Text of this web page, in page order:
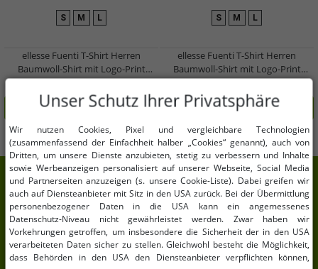
S M L
ellesse Fuenti T-Shirt Herren
Baumwoll-Shirt mit Logo-Print
Sport-Shirt SHP16469 in Schwarz,
Weiß, Blau oder Grau
In den Warenkorb
S M L
ellesse Fuenti T-Shirt Herren
Baumwoll-Shirt mit Logo-Print
Sport-Shirt SHP16469 Grau
In den Warenkorb
7% Extra-Rabatt auf deinen Einkauf
Meld Dich für unseren Newsletter an und erhalte
Deine 7% Extra-Rabatt.
Deine E-Mail-Adresse hier
Unser Schutz Ihrer Privatsphäre
Wir nutzen Cookies, Pixel und vergleichbare Technologien
(zusammenfassend der Einfachheit halber „Cookies“ genannt), auch von
Dritten, um unsere Dienste anzubieten, stetig zu verbessern und Inhalte
sowie Werbeanzeigen personalisiert auf unserer Webseite, Social Media
und Partnerseiten anzuzeigen (s. unsere Cookie-Liste). Dabei greifen wir
auch auf Diensteanbieter mit Sitz in den USA zurück. Bei der Übermittlung
personenbezogener Daten in die USA kann ein angemessenes
Datenschutz-Niveau nicht gewährleistet werden. Zwar haben wir
Vorkehrungen getroffen, um insbesondere die Sicherheit der in den USA
verarbeiteten Daten sicher zu stellen. Gleichwohl besteht die Möglichkeit,
dass Behörden in den USA den Diensteanbieter verpflichten können,